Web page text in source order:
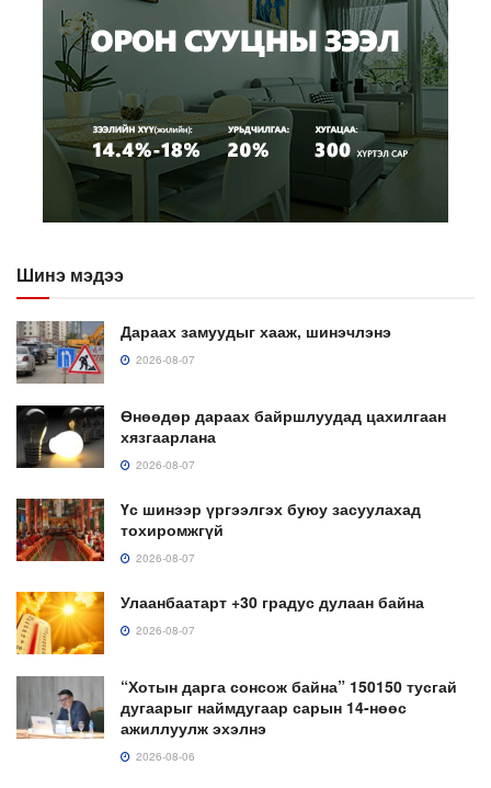
Шинэ мэдээ
Дараах замуудыг хааж, шинэчлэнэ
2026-08-07
Өнөөдөр дараах байршлуудад цахилгаан
хязгаарлана
2026-08-07
Үс шинээр үргээлгэх буюу засуулахад
тохиромжгүй
2026-08-07
Улаанбаатарт +30 градус дулаан байна
2026-08-07
“Хотын дарга сонсож байна” 150150 тусгай
дугаарыг наймдугаар сарын 14-нөөс
ажиллуулж эхэлнэ
2026-08-06